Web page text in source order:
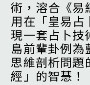
術，溶合《易
用在「皇易占
現一套占卜技
島前輩卦例為
思維剖析問題
經」的智慧！